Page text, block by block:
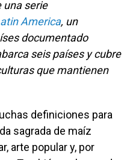
una serie
America, un
documentado
seis países y cubre
que mantienen
definiciones para
sagrada de maíz
arte popular y, por